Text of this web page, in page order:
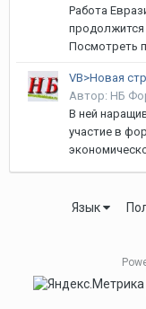
Работа
продолжится
Посмотреть
VB>Новая
Автор: НБ
В ней
участие в
Язык